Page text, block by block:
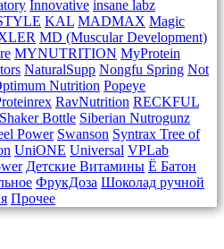
Innovative insane labz
KAL MADMAX Magic
MD (Muscular Development)
MYNUTRITION MyProtein
NaturalSupp Nongfu Spring Not
Nutrition Popeye
RavNutrition RECKFUL
Shaker Bottle Siberian Nutrogunz
Power Swanson Syntrax Tree of
UniONE Universal VPLab
Детские Витамины Ё Батон
ФрукДоза Шоколад ручной
Прочее